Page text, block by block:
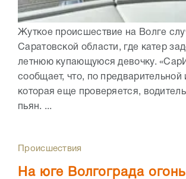
Жуткое происшествие на Волге
Саратовской области, где катер
летнюю купающуюся девочку.
сообщает, что, по
которая еще проверяется,
пьян. ...
Происшествия
На юге Волгограда огонь